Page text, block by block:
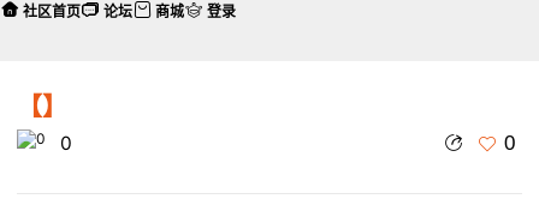
【】
0 0
社区首页 论坛 商城 登录